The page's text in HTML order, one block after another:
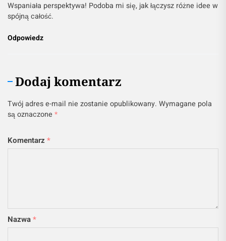
Wspaniała perspektywa! Podoba mi się, jak łączysz różne idee w
spójną całość.
Odpowiedz
Dodaj komentarz
Twój adres e-mail nie zostanie opublikowany. Wymagane pola
są oznaczone *
Komentarz *
Nazwa*